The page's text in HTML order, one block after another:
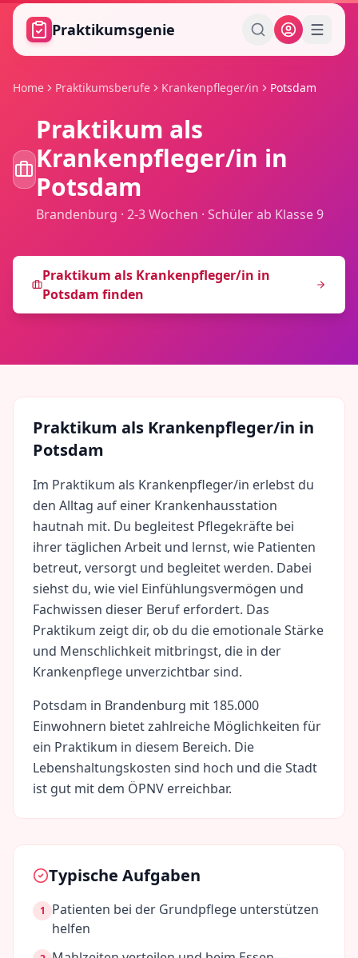
Zum Hauptinhalt springen
Praktikumsgenie
Home Praktikumsberufe Krankenpfleger/in Potsdam
Praktikum als
Krankenpfleger/in in
Potsdam
Brandenburg · 2-3 Wochen · Schüler ab Klasse 9
Praktikum als Krankenpfleger/in in
Potsdam finden
Praktikum als Krankenpfleger/in in
Potsdam
Im Praktikum als Krankenpfleger/in erlebst du
den Alltag auf einer Krankenhausstation
hautnah mit. Du begleitest Pflegekräfte bei
ihrer täglichen Arbeit und lernst, wie Patienten
betreut, versorgt und begleitet werden. Dabei
siehst du, wie viel Einfühlungsvermögen und
Fachwissen dieser Beruf erfordert. Das
Praktikum zeigt dir, ob du die emotionale Stärke
und Menschlichkeit mitbringst, die in der
Krankenpflege unverzichtbar sind.
Potsdam in Brandenburg mit 185.000
Einwohnern bietet zahlreiche Möglichkeiten für
ein Praktikum in diesem Bereich. Die
Lebenshaltungskosten sind hoch und die Stadt
ist gut mit dem ÖPNV erreichbar.
Typische Aufgaben
1
Patienten bei der Grundpflege unterstützen
helfen